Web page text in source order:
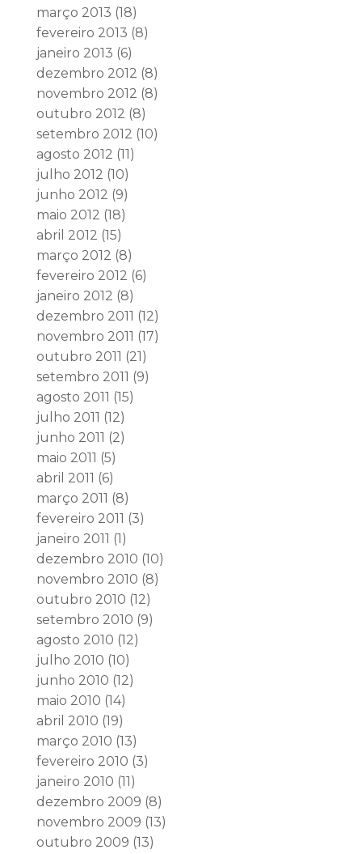
março 2013 (18)
fevereiro 2013 (8)
janeiro 2013 (6)
dezembro 2012 (8)
novembro 2012 (8)
outubro 2012 (8)
setembro 2012 (10)
agosto 2012 (11)
julho 2012 (10)
junho 2012 (9)
maio 2012 (18)
abril 2012 (15)
março 2012 (8)
fevereiro 2012 (6)
janeiro 2012 (8)
dezembro 2011 (12)
novembro 2011 (17)
outubro 2011 (21)
setembro 2011 (9)
agosto 2011 (15)
julho 2011 (12)
junho 2011 (2)
maio 2011 (5)
abril 2011 (6)
março 2011 (8)
fevereiro 2011 (3)
janeiro 2011 (1)
dezembro 2010 (10)
novembro 2010 (8)
outubro 2010 (12)
setembro 2010 (9)
agosto 2010 (12)
julho 2010 (10)
junho 2010 (12)
maio 2010 (14)
abril 2010 (19)
março 2010 (13)
fevereiro 2010 (3)
janeiro 2010 (11)
dezembro 2009 (8)
novembro 2009 (13)
outubro 2009 (13)